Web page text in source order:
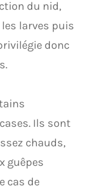
du nid,
larves puis
donc
Ils sont
chauds,
guêpes
cas de